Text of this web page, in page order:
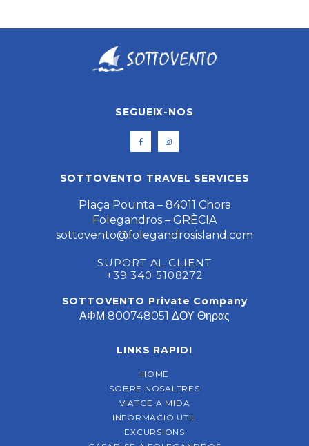
SEGUEIX-NOS
SOTTOVENTO TRAVEL SERVICES
Plaça Pounta – 84011 Chora
Folegandros – GRÈCIA
sottovento@folegandrosisland.com
SUPORT AL CLIENT
+39 340 5108272
SOTTOVENTO Private Company
ΑΦΜ 800748051 ΔΟΥ Θηρας
LINKS RAPIDI
HOME
SOBRE NOSALTRES
VIATGE A MIDA
INFORMACIÒ UTIL
EXCURSIONS